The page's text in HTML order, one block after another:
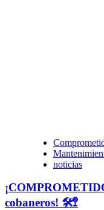
noticias
cobaneros! 🛠️🚏